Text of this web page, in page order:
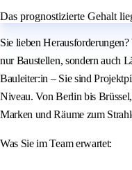
Das prognostizierte Gehalt
Sie lieben
nur Baustellen, sondern auch
Bauleiter:in – Sie sind
Niveau. Von Berlin bis
Marken und Räume zum
Was Sie im Team erwartet: